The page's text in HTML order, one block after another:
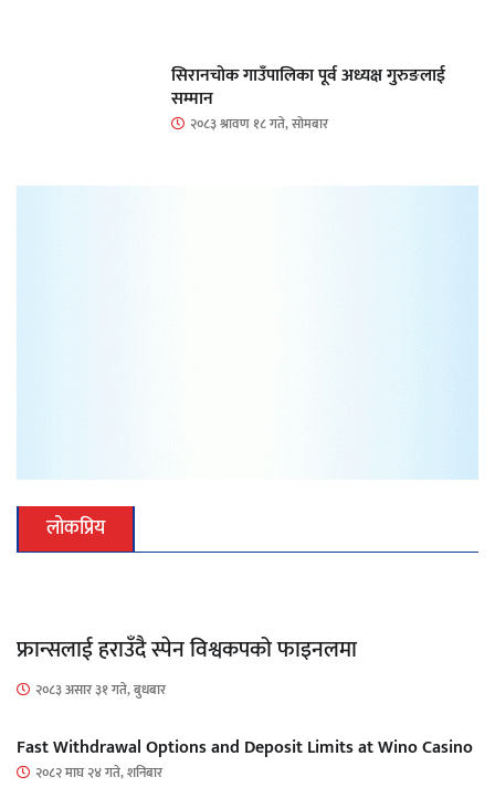
सिरानचोक गाउँपालिका पूर्व अध्यक्ष गुरुङलाई
सम्मान
२०८३ श्रावण १८ गते, सोमबार
लोकप्रिय
फ्रान्सलाई हराउँदै स्पेन विश्वकपको फाइनलमा
२०८३ असार ३१ गते, बुधबार
Fast Withdrawal Options and Deposit Limits at Wino Casino
२०८२ माघ २४ गते, शनिबार